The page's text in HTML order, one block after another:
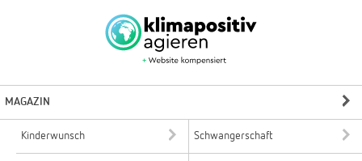
MAGAZIN
Kinderwunsch Schwangerschaft